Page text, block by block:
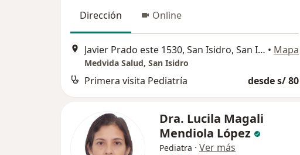
Dirección Online
Javier Prado este 1530, San Isidro, San Isidro • Mapa
Medvida Salud, San Isidro
Primera visita Pediatría desde s/ 80
Dra. Lucila Magali
Mendiola López
Pediatra · Ver más